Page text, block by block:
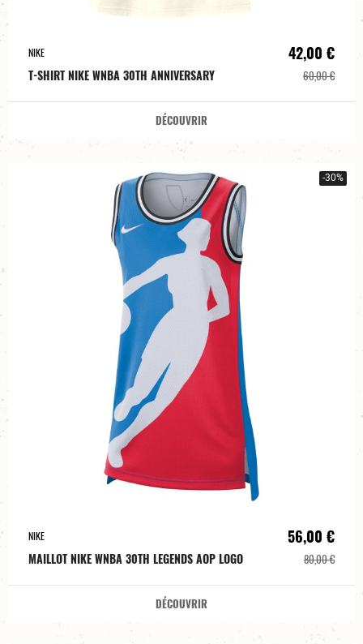
NIKE
T-SHIRT NIKE WNBA 30TH ANNIVERSARY
42,00 €
60,00 €
DÉCOUVRIR
-30%
NIKE
MAILLOT NIKE WNBA 30TH LEGENDS AOP LOGO
56,00 €
80,00 €
DÉCOUVRIR